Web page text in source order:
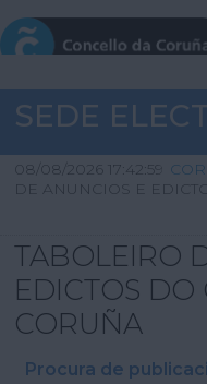
SEDE
08/08/2026 17:42:59
DE ANUNCIOS E
TABOLEIRO
EDICTOS
CORUÑA
Procura de